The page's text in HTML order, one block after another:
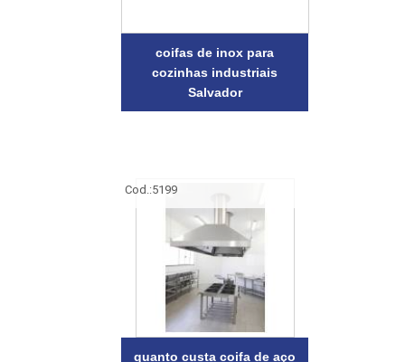
coifas de inox para
cozinhas industriais
Salvador
Cod.:5199
quanto custa coifa de aço